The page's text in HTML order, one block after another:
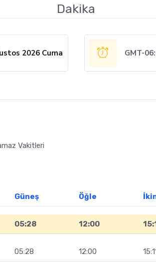
Dakika
2026 Cuma GMT-
Vakitleri
Güneş Öğle
05:28 12:00
05:28 12:00